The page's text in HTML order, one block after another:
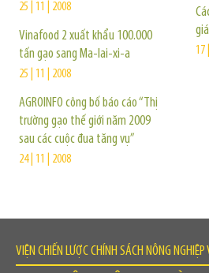
25 | 11 | 2008
Vinafood 2 xuất khẩu 100.000
tấn gạo sang Ma-lai-xi-a
25 | 11 | 2008
AGROINFO công bố báo cáo “Thị
trường gạo thế giới năm 2009
sau các cuộc đua tăng vụ”
24 | 11 | 2008
17
VIỆN CHIẾN LƯỢC CHÍNH SÁCH NÔNG